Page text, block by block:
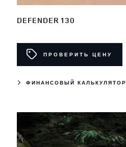
DEFENDER 130
ПРОВЕРИТЬ ЦЕНУ
ФИНАНСОВЫЙ КАЛЬКУЛЯТОР